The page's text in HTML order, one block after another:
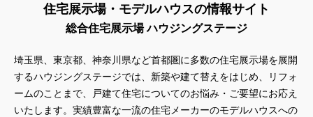
住宅展示場・モデルハウスの情報サイト
総合住宅展示場 ハウジングステージ
埼玉県、東京都、神奈川県など首都圏に多数の住宅展示場を展開
するハウジングステージでは、新築や建て替えをはじめ、リフォ
ームのことまで、戸建て住宅についてのお悩み・ご要望にお応え
いたします。実績豊富な一流の住宅メーカーのモデルハウスへの